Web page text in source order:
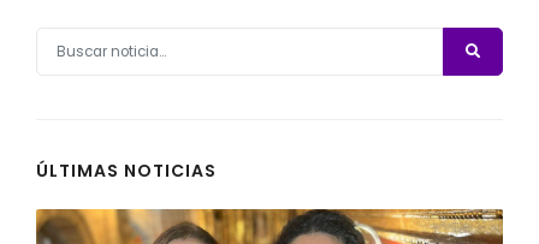
ÚLTIMAS NOTICIAS